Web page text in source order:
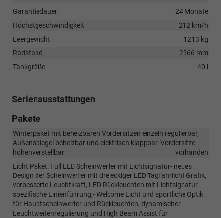
Garantiedauer
24 Monate
Höchstgeschwindigkeit
212 km/h
Leergewicht
1213 kg
Radstand
2566 mm
Tankgröße
40 l
Serienausstattungen
Pakete
Winterpaket mit beheizbaren Vordersitzen einzeln regulierbar,
Außenspiegel beheizbar und elektrisch klappbar, Vordersitze
höhenverstellbar
vorhanden
Licht Paket: Full LED Scheinwerfer mit Lichtsignatur- neues
Design der Scheinwerfer mit dreieckiger LED Tagfahrlicht Grafik,
verbesserte Leuchtkraft, LED Rückleuchten mit Lichtsignatur -
spezifische Linienführung,- Welcome Licht und sportliche Optik
für Hauptscheinwerfer und Rückleuchten, dynamischer
Leuchtweitenregulierung und High Beam Assist für